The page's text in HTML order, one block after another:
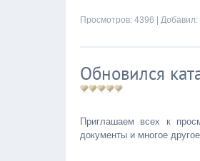
Просмотров: 4396 | Добавил:
Обновился
Приглашаем всех к
документы и многое